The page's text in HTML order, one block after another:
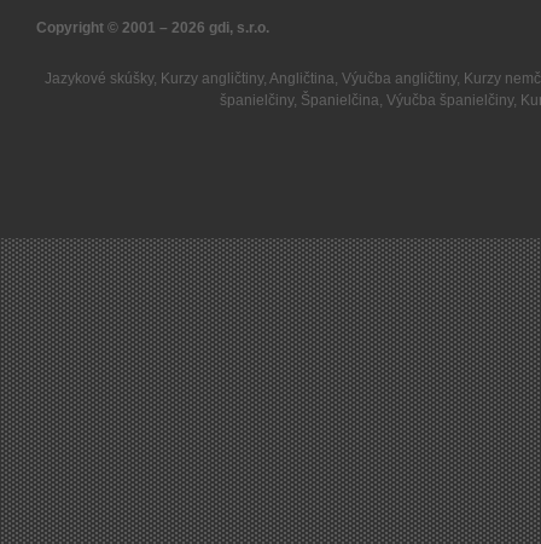
Copyright © 2001 – 2026 gdi, s.r.o.
Jazykové skúšky, Kurzy angličtiny, Angličtina, Výučba angličtiny, Kurzy
španielčiny, Španielčina, Výučba španielčiny,